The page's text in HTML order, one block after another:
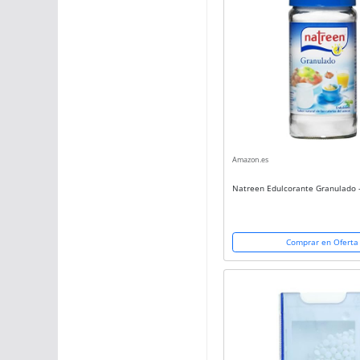
Amazon.es
Natreen Edulcorante Granulado
Comprar en Oferta